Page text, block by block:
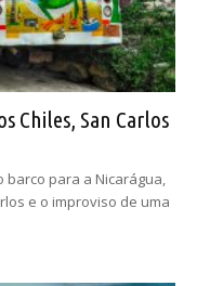
Chiles, San Carlos
barco para a Nicarágua,
e o improviso de uma